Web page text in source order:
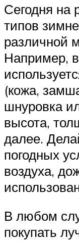
Сегодня на
типов
различной
Например,
(кожа,
шнуровка
высота,
далее.
погодных
воздуха,
В любом
покупать